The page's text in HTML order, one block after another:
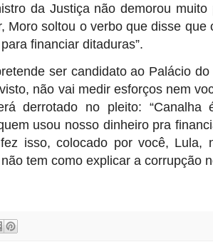
da Justiça não demorou
Moro soltou o verbo que disse que
financiar ditaduras”.
ser candidato ao Palácio
não vai medir esforços nem
derrotado no pleito:
usou nosso dinheiro pra
isso, colocado por você, Lula,
tem como explicar a corrupção